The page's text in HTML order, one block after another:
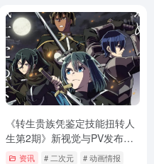
# 和山田进行LV999的恋爱
《转生贵族凭鉴定技能扭转人
生第2期》新视觉与PV发布，
追加声优阵容揭晓
资讯 # 二次元 # 动画情报